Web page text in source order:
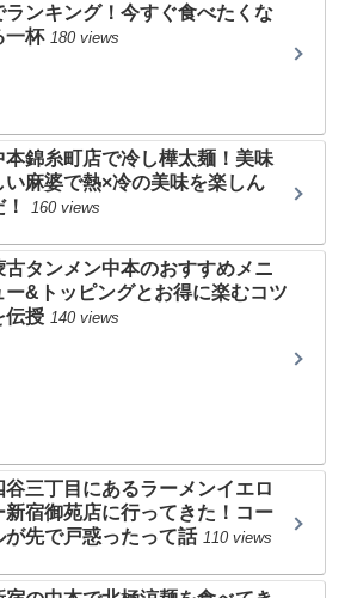
ランキング！今すぐ食べたくな
一杯 180 views
本錦糸町店で冷し樺太麺！美味
い麻婆で熱×冷の美味を楽しん
160 views
古タンメン中本のおすすめメニ
ー&トッピングとお得に楽むコツ
伝授 140 views
谷三丁目にあるラーメンイエロ
新宿御苑店に行ってきた！コー
が先で戸惑ったって話 110 views